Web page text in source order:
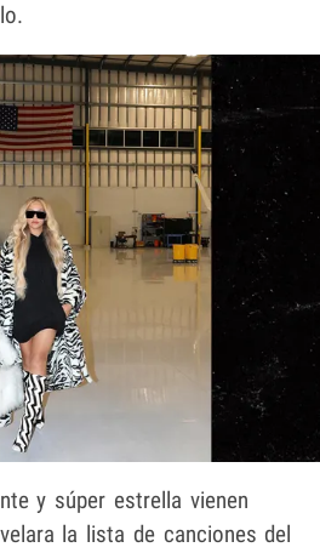
y súper estrella vienen
la lista de canciones del